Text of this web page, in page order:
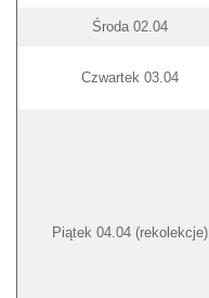
Środa 02.04
Czwartek 03.04
Piątek 04.04 (rekolekcje)